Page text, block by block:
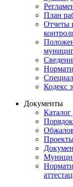
План
Отчеты
Кодекс
Документы